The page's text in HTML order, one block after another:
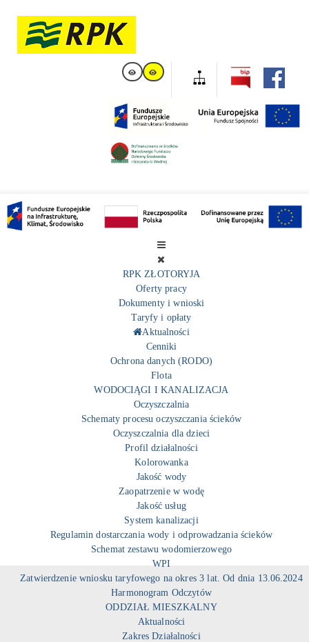
RPK ZŁOTORYJA
Oferty pracy
Dokumenty i wnioski
Taryfy i opłaty
Aktualności
Cenniki
Ochrona danych (RODO)
Flota
WODOCIĄGI I KANALIZACJA
Oczyszczalnia
Schematy procesu oczyszczania ścieków
Oczyszczalnia dla dzieci
Profil działalności
Kolorowanka
Jakość wody
Zaopatrzenie w wodę
Jakość usług
System kanalizacji
Regulamin dostarczania wody i odprowadzania ścieków
Schemat zestawu wodomierzowego
WPI
Zatwierdzenie wniosku taryfowego na okres 3 lat. Od dnia 13.06.2024
Harmonogram Odczytów
ODDZIAŁ MIESZKALNY
Aktualności
Zakres Działalności